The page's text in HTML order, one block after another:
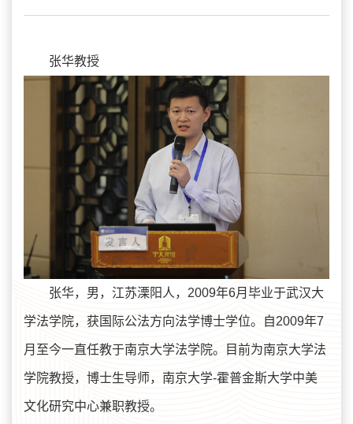
张华教授
张华，男，江苏溧阳人，2009年6月毕业于武汉大
学法学院，获国际公法方向法学博士学位。自2009年7
月至今一直任教于南京大学法学院。目前为南京大学法
学院教授，博士生导师，南京大学-霍普金斯大学中美
文化研究中心兼职教授。